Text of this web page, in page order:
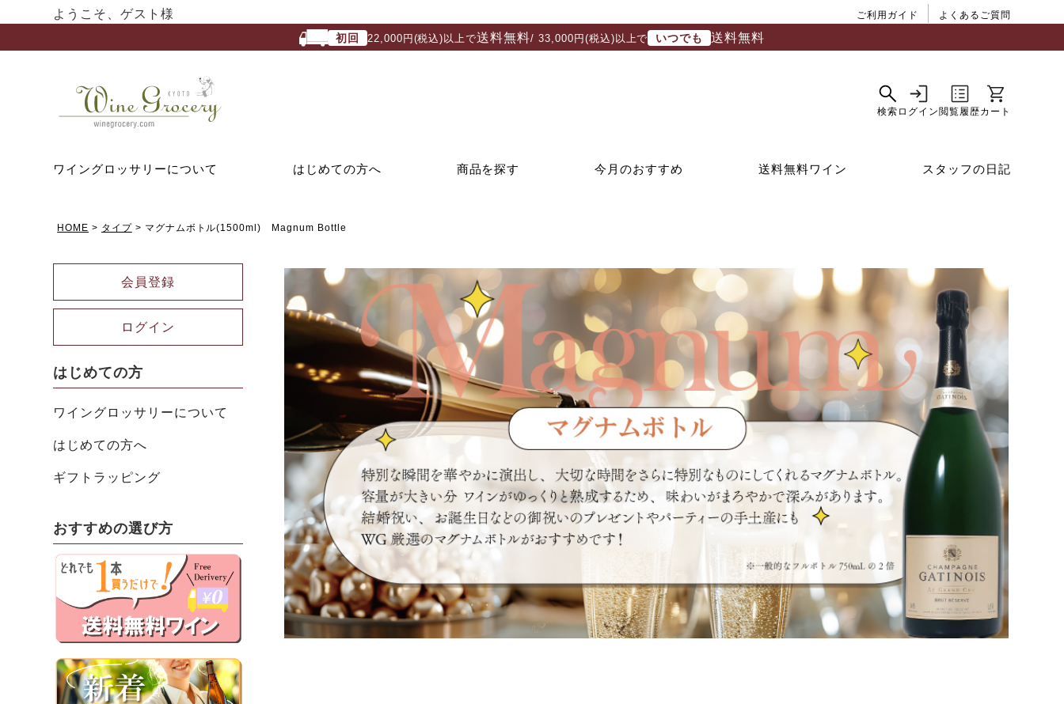
ようこそ、ゲスト様 ご利用ガイド よくあるご質問
初回 22,000円(税込)以上で送料無料/ 33,000円(税込)以上で いつでも 送料無料
ワイングロッサリーについて はじめての方へ 商品を探す 今月のおすすめ 送料無料ワイン スタッフの日記
HOME タイプ マグナムボトル(1500ml) Magnum Bottle
会員登録
ログイン
はじめての方
ワイングロッサリーについて
はじめての方へ
ギフトラッピング
おすすめの選び方